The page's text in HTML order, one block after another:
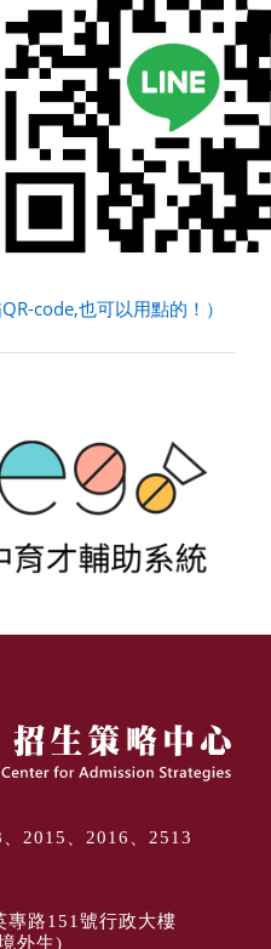
QR-code,也可以用點的！）
2015、2016、2513
路151號行政大樓
外生)